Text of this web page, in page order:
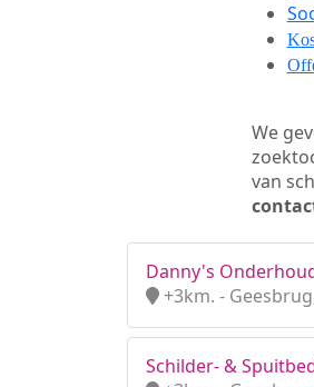
We
van
Danny's
+3km. -
Schilder- &